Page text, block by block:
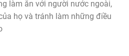
làm ăn với người nước ngoài,
họ và tránh làm những điều